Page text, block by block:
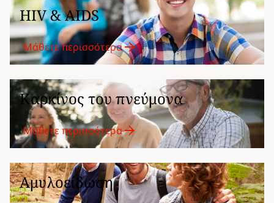
HIV & AIDS
Μάθετε περισσότερα
Καρκίνος του πνεύμονα
Μάθετε περισσότερα
Αμυλοείδωση